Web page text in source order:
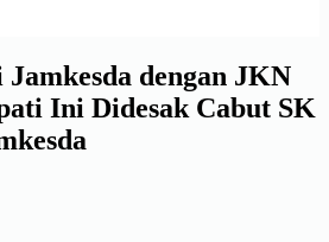
dengan JKN
Ini Didesak Cabut SK